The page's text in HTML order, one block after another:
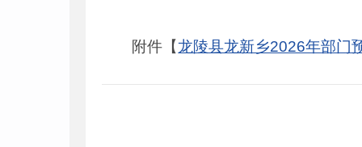
附件【龙陵县龙新乡2026年部门